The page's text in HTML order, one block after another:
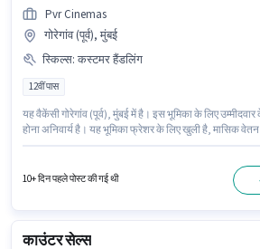
Pvr Cinemas
गोरेगांव (पूर्व), मुंबई
स्किल्स: कस्टमर हैंडलिंग
12वीं पास
यह वैकेंसी गोरेगांव (पूर्व), मुंबई में है। इस भूमिका के लिए
होना अनिवार्य है। यह भूमिका फ्रेशर के लिए खुली है, मासिक वेतन
Fixed सैलरी उपलब्ध है।
10+ दिन पहले पोस्ट की गई थी
काउंटर सेल्स